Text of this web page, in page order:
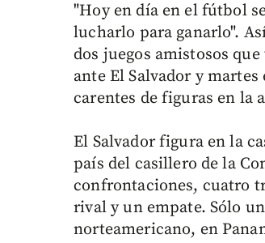
"Hoy en día en el fútbol
lucharlo para ganarlo".
dos juegos amistosos
ante El Salvador y
carentes de figuras en la
El Salvador figura en la
país del casillero de la
confrontaciones, cuatro
rival y un empate. Sólo
norteamericano, en